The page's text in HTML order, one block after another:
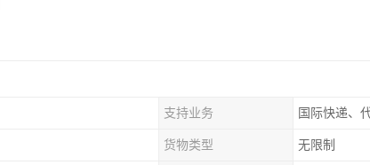
支持业务
货物类型 无限制